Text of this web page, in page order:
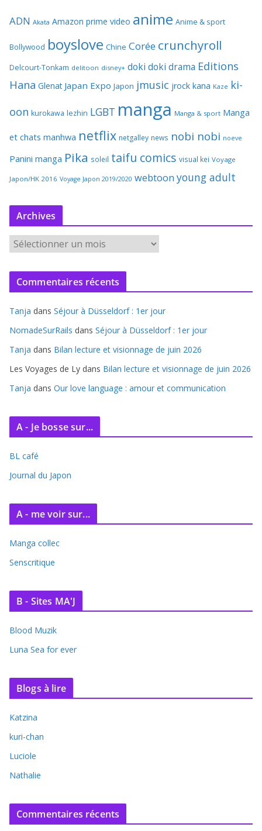
ADN Akata Amazon prime video anime Anime & sport
Bollywood boyslove Chine Corée crunchyroll
Delcourt-Tonkam delitoon disney+ doki doki drama Editions
Hana Glenat Japan Expo Japon jmusic jrock kana Kaze ki-
oon kurokawa lezhin LGBT manga Manga & sport Manga
et chats manhwa netflix netgalley news nobi nobi noeve
Panini manga Pika soleil taifu comics visual kei Voyage
Japon/HK 2016 Voyage Japon 2019/2020 webtoon young adult
Archives
r
c
v
e
Commentaires récents
Tanja dans Séjour à Düsseldorf : 1er jour
NomadeSurRails dans Séjour à Düsseldorf : 1er jour
Tanja dans Bilan lecture et visionnage de juin 2026
Les Voyages de Ly dans Bilan lecture et visionnage de juin 2026
Tanja dans Our love language : amour et communication
A - Je bosse sur...
BL café
Journal du Japon
A - me voir sur...
Manga collec
Senscritique
B - Sites MA'J
Blood Muzik
Luna Sea for ever
Blogs à lire
Katzina
kuri-chan
Luciole
Nathalie
Commentaires récents